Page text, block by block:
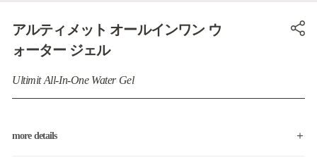
アルティメット オールインワン ウ
ォーター ジェル
Ultimit All-In-One Water Gel
more details